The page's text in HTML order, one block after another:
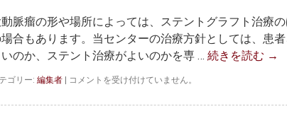
脈瘤の形や場所によっては、ステントグラフト治療
合もあります。当センターの治療方針としては、患
いのか、ステント治療がよいのかを専 … 続きを読む →
ゴリー: 編集者
ス
ン
コメントを受け付けていません。